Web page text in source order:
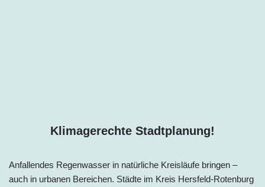
Klimagerechte Stadtplanung!
Anfallendes Regenwasser in natürliche Kreisläufe bringen –
auch in urbanen Bereichen. Städte im Kreis Hersfeld-Rotenburg